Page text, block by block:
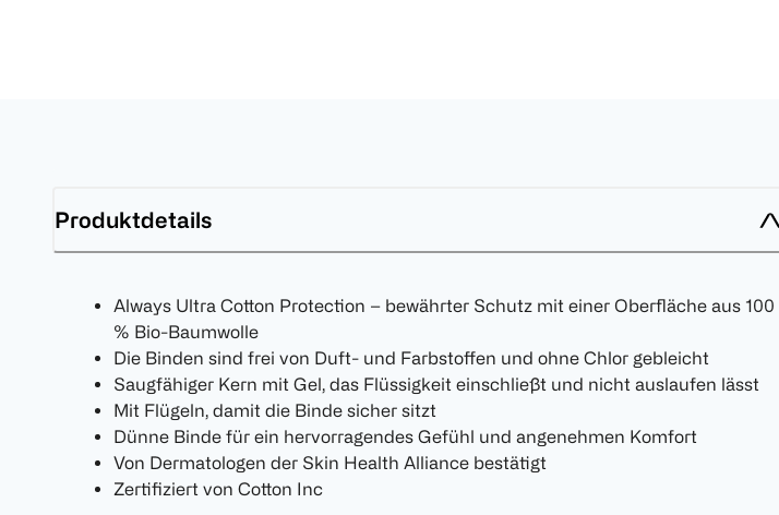
Produktdetails
Always Ultra Cotton Protection – bewährter Schutz mit einer Oberfläche aus 100
% Bio-Baumwolle
Die Binden sind frei von Duft- und Farbstoffen und ohne Chlor gebleicht
Saugfähiger Kern mit Gel, das Flüssigkeit einschließt und nicht auslaufen lässt
Mit Flügeln, damit die Binde sicher sitzt
Dünne Binde für ein hervorragendes Gefühl und angenehmen Komfort
Von Dermatologen der Skin Health Alliance bestätigt
Zertifiziert von Cotton Inc